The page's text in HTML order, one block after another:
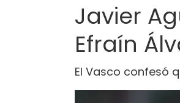
Javier
Efraín
El Vasco confesó